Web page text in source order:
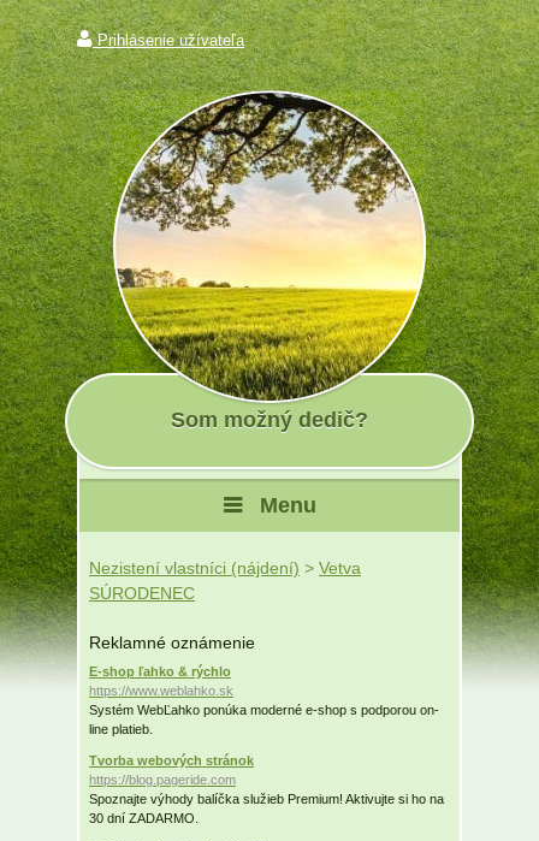
Prihlásenie užívateľa
Som možný dedič?
Menu
Nezistení vlastníci (nájdení) > Vetva
SÚRODENEC
Reklamné oznámenie
E-shop ľahko & rýchlo
https://www.weblahko.sk
Systém WebĽahko ponúka moderné e-shop s podporou on-
line platieb.
Tvorba webových stránok
https://blog.pageride.com
Spoznajte výhody balíčka služieb Premium! Aktivujte si ho na
30 dní ZADARMO.